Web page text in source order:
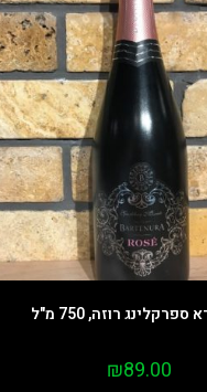
רוזה, 750 מ"ל
₪89.00